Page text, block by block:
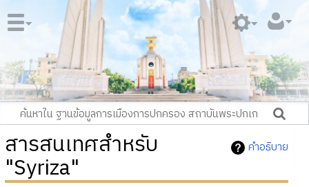
คำอธิบาย
สารสนเทศสำหรับ
"Syriza"